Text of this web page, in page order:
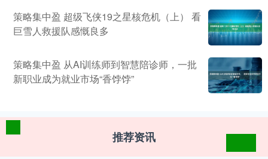
策略集中盈 超级飞侠19之星核危机（上） 看
巨雪人救援队感慨良多
策略集中盈 从AI训练师到智慧陪诊师，一批
新职业成为就业市场“香饽饽”
推荐资讯